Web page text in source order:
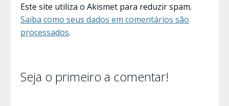
Este site utiliza o Akismet para reduzir spam.
Saiba como seus dados em comentários são
processados.
Seja o primeiro a comentar!